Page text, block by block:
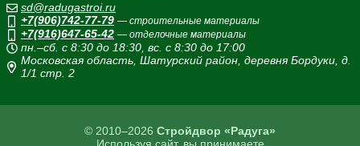
© 2010–2026 Стройдвор «Радуга»
sd@radugastroi.ru
+7(906)742-77-79 — строительные материалы
+7(916)647-65-42 — отделочные материалы
пн.–сб. с 8:30 до 18:30, вс. с 8:30 до 17:00
Московская область, Шатурский район, деревня Бордуки, д.
1/1 стр. 2